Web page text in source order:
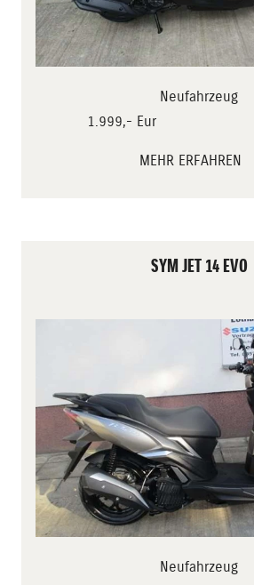
Neufahrzeug
1.999,- Eur
MEHR ERFAHREN
SYM JET 14 EVO
Neufahrzeug